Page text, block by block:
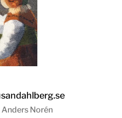
Anders Norén